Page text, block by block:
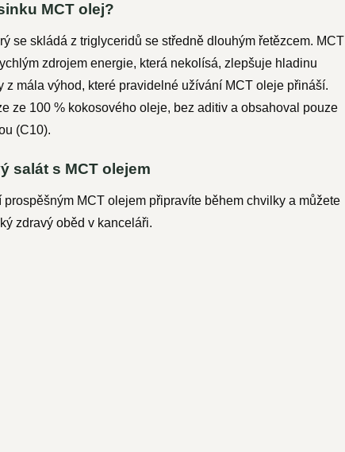
MCT olej?
se skládá z triglyceridů se středně dlouhým řetězcem. MCT
zdrojem energie, která nekolísá, zlepšuje hladinu
mála výhod, které pravidelné užívání MCT oleje přináší.
ze 100 % kokosového oleje, bez aditiv a obsahoval pouze
(C10).
salát s MCT olejem
MCT olejem připravíte během chvilky a můžete
zdravý oběd v kanceláři.